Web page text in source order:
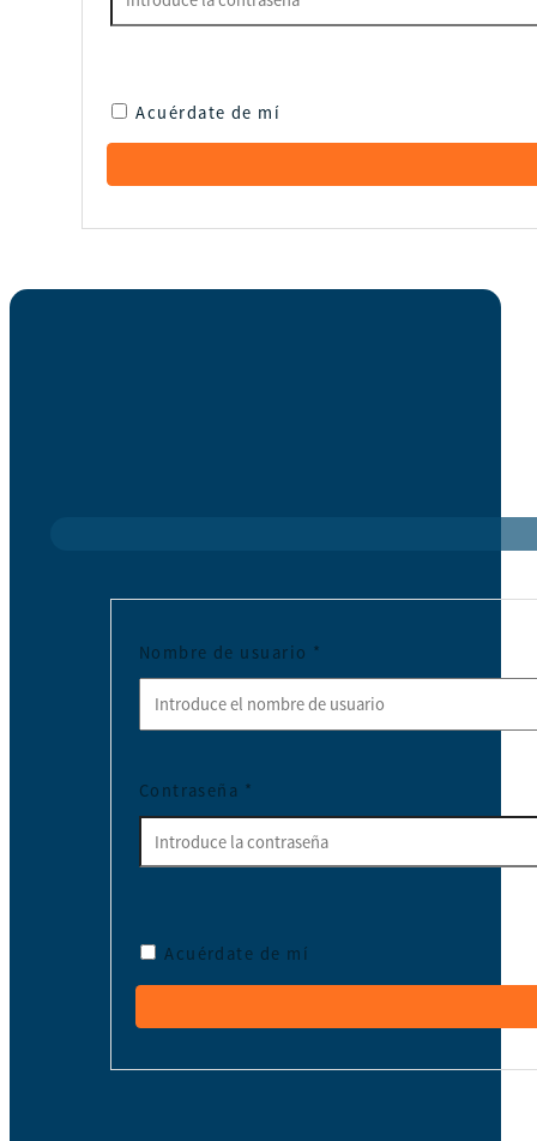
Acuérdate de mí
Nombre de usuario *
Contraseña *
Acuérdate de mí